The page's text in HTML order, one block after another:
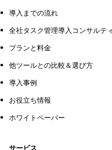
導入までの流れ
全社タスク管理導入コンサルテ
プランと料金
他ツールとの比較＆選び方
導入事例
お役立ち情報
ホワイトペーパー
サービス